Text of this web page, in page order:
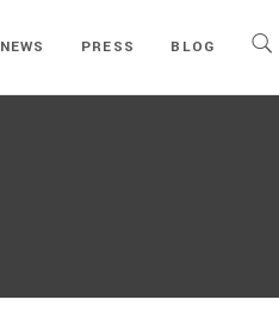
NEWS PRESS BLOG